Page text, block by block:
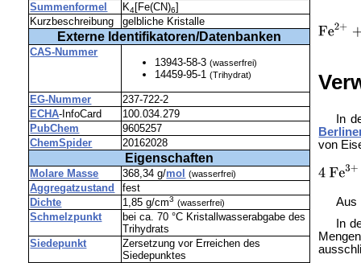
Summenformel K4[Fe(CN)6]
Kurzbeschreibung
gelbliche Kristalle
Externe Identifikatoren/Datenbanken
CAS-Nummer
13943-58-3(wasserfrei)
14459-95-1(Trihydrat)
EG-Nummer
237-722-2
ECHA-InfoCard
100.034.279
PubChem
9605257
ChemSpider
20162028
Eigenschaften
Molare Masse 368,34 g/mol (wasserfrei)
Aggregatzustand
fest
Dichte
1,85 g/cm3 (wasserfrei)
Schmelzpunkt
bei ca. 70 °C Kristallwasserabgabe des
Trihydrats
Siedepunkt
Zersetzung vor Erreichen des
Siedepunktes
In
von
Aus
In